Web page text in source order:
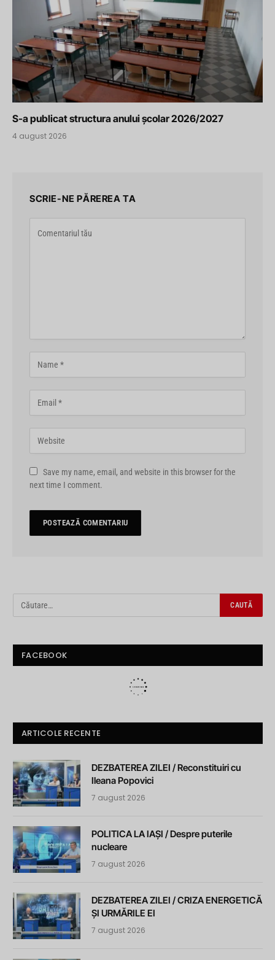
S-a publicat structura anului școlar 2026/2027
4 august 2026
SCRIE-NE PĂREREA TA
Save my name, email, and website in this browser for the
next time I comment.
FACEBOOK
ARTICOLE RECENTE
DEZBATEREA ZILEI / Reconstituiri cu
Ileana Popovici
7 august 2026
POLITICA LA IAȘI / Despre puterile
nucleare
7 august 2026
DEZBATEREA ZILEI / CRIZA ENERGETICĂ
ȘI URMĂRILE EI
7 august 2026